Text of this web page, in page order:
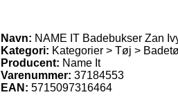
Navn: NAME IT Badebukser Zan
Kategori: Kategorier > Tøj >
Producent: Name It
Varenummer: 37184553
EAN: 5715097316464